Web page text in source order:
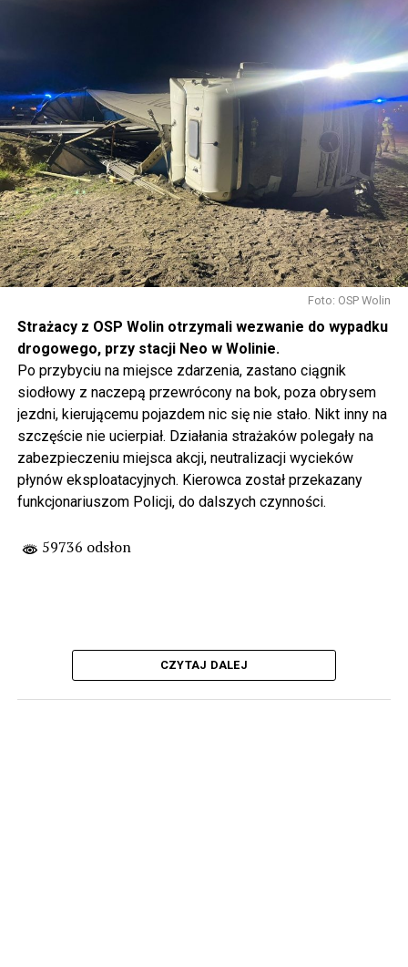
Foto: OSP Wolin
Strażacy z OSP Wolin otrzymali wezwanie do wypadku
drogowego, przy stacji Neo w Wolinie.
Po przybyciu na miejsce zdarzenia, zastano ciągnik
siodłowy z naczepą przewrócony na bok, poza obrysem
jezdni, kierującemu pojazdem nic się nie stało. Nikt inny na
szczęście nie ucierpiał. Działania strażaków polegały na
zabezpieczeniu miejsca akcji, neutralizacji wycieków
płynów eksploatacyjnych. Kierowca został przekazany
funkcjonariuszom Policji, do dalszych czynności.
59736 odsłon
CZYTAJ DALEJ